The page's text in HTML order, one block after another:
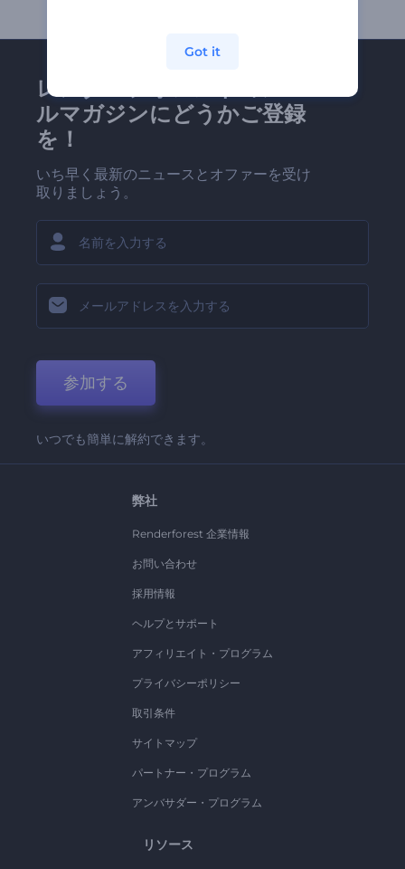
レンダーフォレストのメー
ルマガジンにどうかご登録
を！
いち早く最新のニュースとオファーを受け
取りましょう。
参加する
いつでも簡単に解約できます。
弊社
Renderforest 企業情報
お問い合わせ
採用情報
ヘルプとサポート
アフィリエイト・プログラム
プライバシーポリシー
取引条件
サイトマップ
パートナー・プログラム
アンバサダー・プログラム
リソース
Got it